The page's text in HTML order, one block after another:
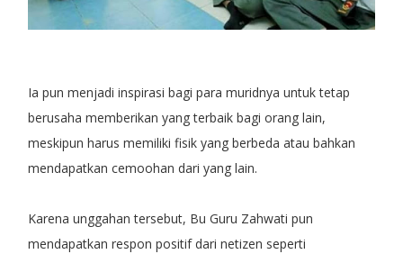
Ia pun menjadi inspirasi bagi para muridnya untuk tetap
berusaha memberikan yang terbaik bagi orang lain,
meskipun harus memiliki fisik yang berbeda atau bahkan
mendapatkan cemoohan dari yang lain.
Karena unggahan tersebut, Bu Guru Zahwati pun
mendapatkan respon positif dari netizen seperti